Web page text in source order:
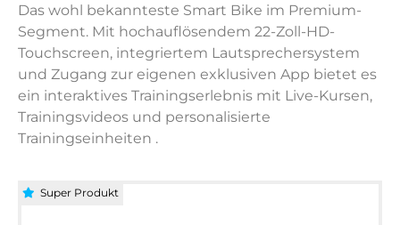
Das wohl bekannteste Smart Bike im Premium-
Segment. Mit hochauflösendem 22-Zoll-HD-
Touchscreen, integriertem Lautsprechersystem
und Zugang zur eigenen exklusiven App bietet es
ein interaktives Trainingserlebnis mit Live-Kursen,
Trainingsvideos und personalisierte
Trainingseinheiten .
Super Produkt